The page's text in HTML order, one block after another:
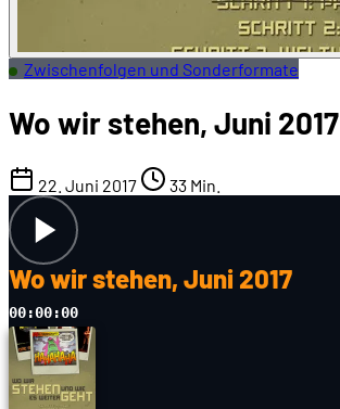
Zwischenfolgen und Sonderformate
Wo wir stehen, Juni 2017
22. Juni 2017 33 Min.
Wo wir stehen, Juni 2017
00:00:00